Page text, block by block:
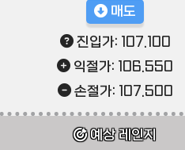
매도
진입가: 107.100
익절가: 106.550
손절가: 107.500
예상 레인지